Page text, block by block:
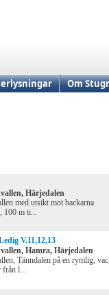
Om
Härjedalen
med utsikt mot backarna
100 m ti...
V.11,12,13
Hamra, Härjedalen
Tänndalen på en rymlig,
från l...